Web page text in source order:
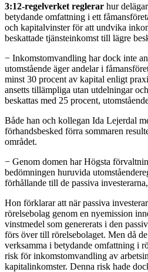
3:12-regelverket reglerar hur
betydande omfattning i ett
och kapitalvinster för att undvika
beskattade tjänsteinkomst till lägre
− Inkomstomvandling har dock inte
utomstående äger andelar i
minst 30 procent av kapital enligt
ansetts tillämpliga utan utdelningar
beskattas med 25 procent,
Både han och kollegan Ida Lejerdal
förhandsbesked förra sommaren
området.
− Genom domen har Högsta
bedömningen huruvida
förhållande till de passiva
Hon förklarar att när passiva
rörelsebolag genom en nyemission
vinstmedel som genererats i den
förs över till rörelsebolaget. Men då
verksamma i betydande omfattning i
risk för inkomstomvandling av
kapitalinkomster. Denna risk hade